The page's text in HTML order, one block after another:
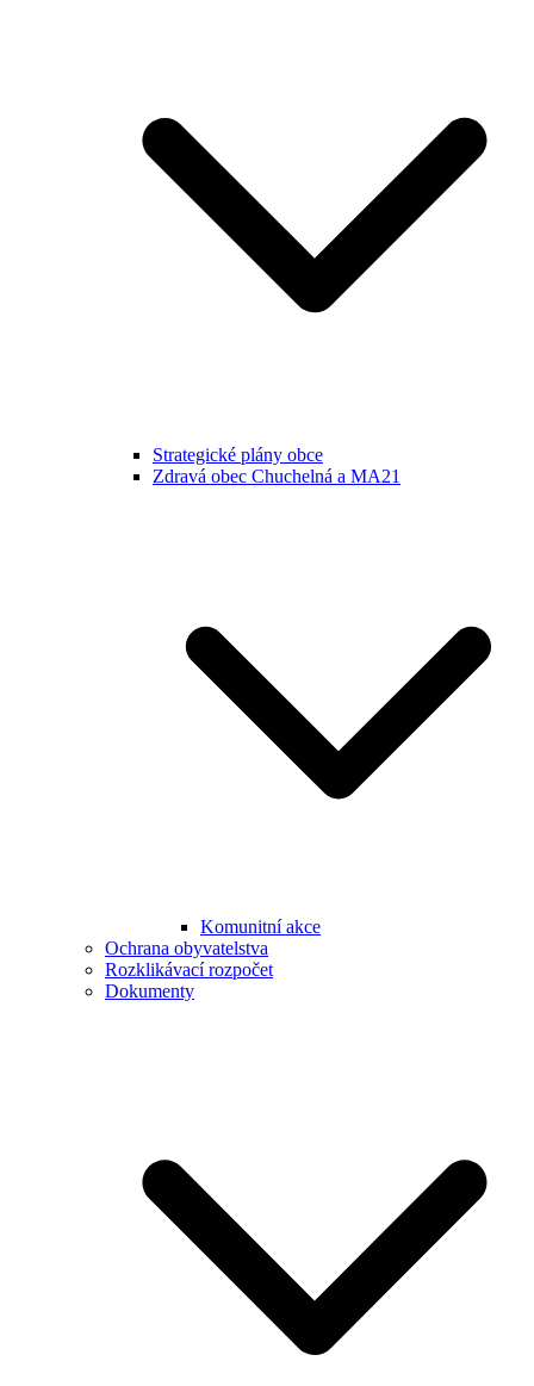
Strategické plány obce
Zdravá obec Chuchelná a MA21
Komunitní akce
Ochrana obyvatelstva
Rozklikávací rozpočet
Dokumenty